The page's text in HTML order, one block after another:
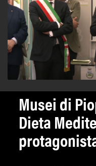
Musei di
Dieta